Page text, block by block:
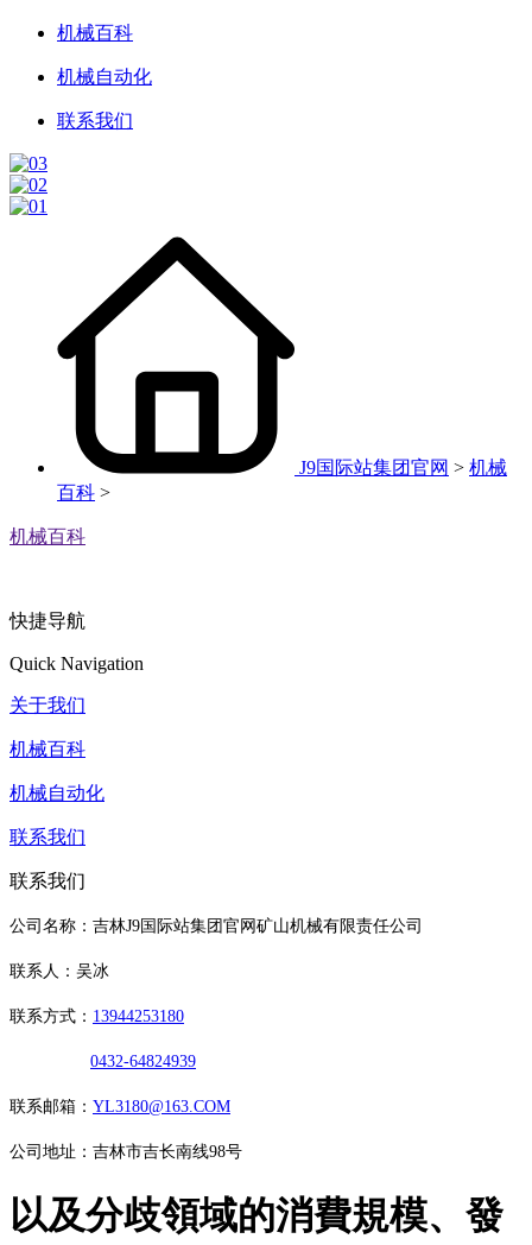
机械百科
机械自动化
联系我们
J9国际站集团官网 > 机械
百科 >
机械百科
快捷导航
Quick Navigation
关于我们
机械百科
机械自动化
联系我们
联系我们
公司名称：吉林J9国际站集团官网矿山机械有限责任公司
联系人：吴冰
联系方式： 13944253180
0432-64824939
联系邮箱： YL3180@163.COM
公司地址：吉林市吉长南线98号
以及分歧領域的消費規模、發